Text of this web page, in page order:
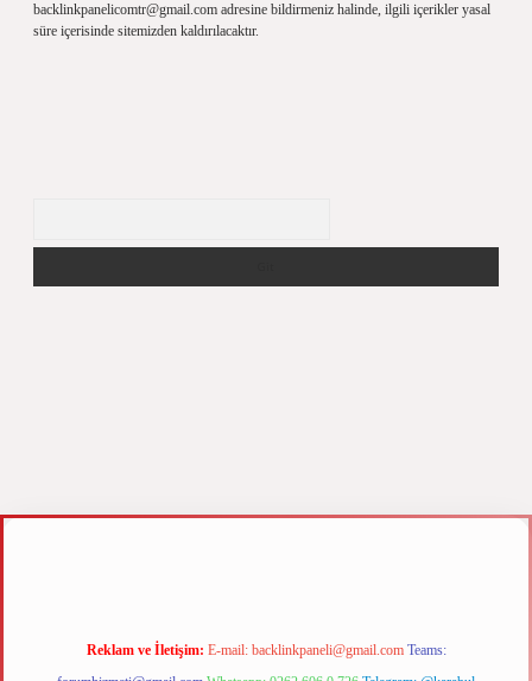
backlinkpanelicomtr@gmail.com adresine bildirmeniz halinde, ilgili içerikler yasal
süre içerisinde sitemizden kaldırılacaktır.
m elexbet
Reklam ve İletişim: E-mail: backlinkpaneli@gmail.com Teams: